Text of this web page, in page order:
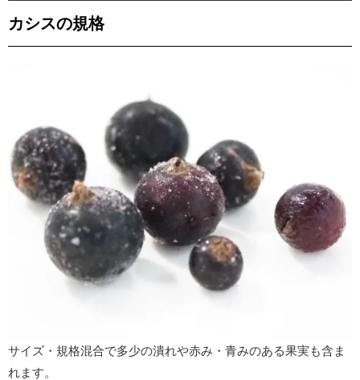
カシスの規格
サイズ・規格混合で多少の潰れや赤み・青みのある果実も含ま
れます。